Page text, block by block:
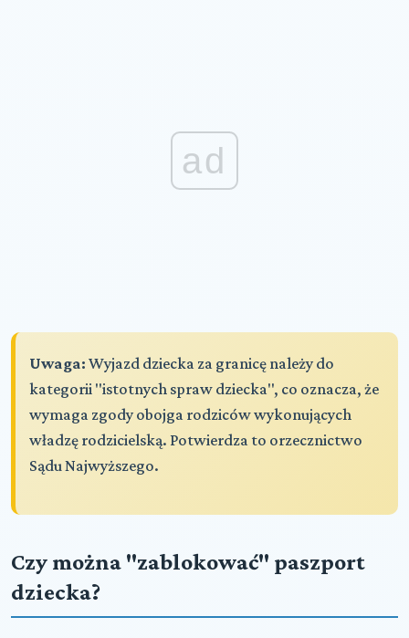
ad
Uwaga: Wyjazd dziecka za granicę należy do
kategorii "istotnych spraw dziecka", co oznacza, że
wymaga zgody obojga rodziców wykonujących
władzę rodzicielską. Potwierdza to orzecznictwo
Sądu Najwyższego.
Czy można "zablokować" paszport
dziecka?